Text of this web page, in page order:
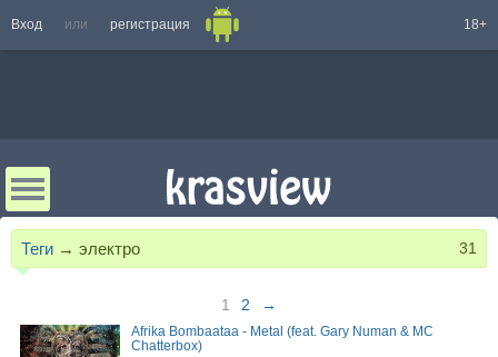
Вход или регистрация 18+
Теги → электро 31
1 2 →
Afrika Bombaataa - Metal (feat. Gary Numan & MC
Chatterbox)